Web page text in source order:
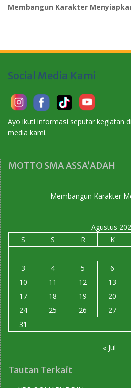
Membangun Karakter
Social Media Kami
Ayo ikuti informasi seputar kegiatan
media kami.
MOTTO SMA ASSA’ADAH
Membangun Karakter
Agustus
S
S R K
3
4 5 6
10
11 12 13
17
18 19 20
24
25 26 27
31
« Jul
Tautan Terkait